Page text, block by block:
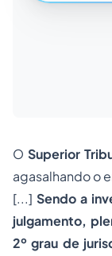
O Superior
agasalhando o
[...] Sendo a
julgamento,
2º grau de